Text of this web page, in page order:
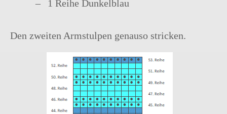
1 Reihe Dunkelblau
Den zweiten Armstulpen genauso stricken.